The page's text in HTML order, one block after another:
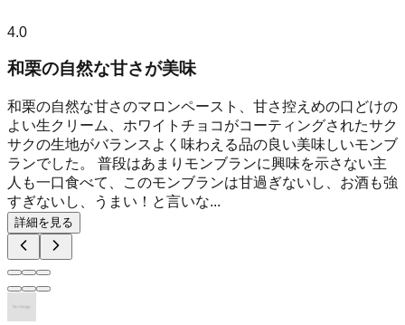
4.0
和栗の自然な甘さが美味
和栗の自然な甘さのマロンペースト、甘さ控えめの口どけの
よい生クリーム、ホワイトチョコがコーティングされたサク
サクの生地がバランスよく味わえる品の良い美味しいモンブ
ランでした。 普段はあまりモンブランに興味を示さない主
人も一口食べて、このモンブランは甘過ぎないし、お酒も強
すぎないし、うまい！と言いな...
詳細を見る